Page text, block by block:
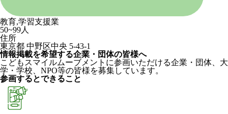
教育,学習支援業
50~99人
住所
東京都 中野区中央 5-43-1
情報掲載を希望する企業・団体の皆様へ
こどもスマイルムーブメントに参画いただける企業・団体、大
学・学校、NPO等の皆様を募集しています。
参画するとできること